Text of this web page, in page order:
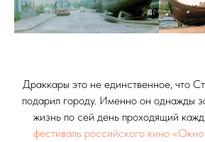
Драккары это не единственное, что
подарил городу. Именно он однажды
жизнь по сей день проходящий
фестиваль российского кино «Окно